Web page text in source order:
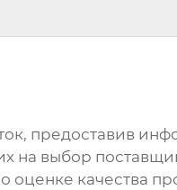
, предоставив
на выбор
оценке качества